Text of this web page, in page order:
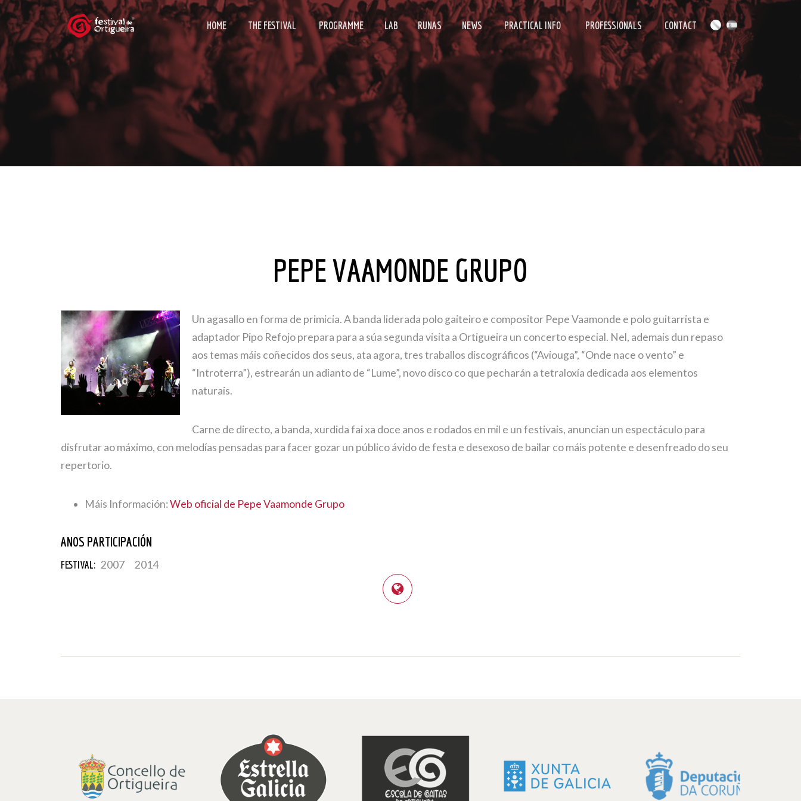
HOME THE FESTIVAL PROGRAMME LAB RUNAS NEWS PRACTICAL INFO PROFESSIONALS CONTACT
PEPE VAAMONDE GRUPO
Un agasallo en forma de primicia. A banda liderada polo gaiteiro e compositor Pepe Vaamonde e polo guitarrista e
adaptador Pipo Refojo prepara para a súa segunda visita a Ortigueira un concerto especial. Nel, ademais dun repaso
aos temas máis coñecidos dos seus, ata agora, tres traballos discográficos (“Aviouga”, “Onde nace o vento” e
“Introterra”), estrearán un adianto de “Lume”, novo disco co que pecharán a tetraloxía dedicada aos elementos
naturais.
Carne de directo, a banda, xurdida fai xa doce anos e rodados en mil e un festivais, anuncian un espectáculo para
disfrutar ao máximo, con melodías pensadas para facer gozar un público ávido de festa e desexoso de bailar co máis potente e desenfreado do seu
repertorio.
Máis Información:Web oficial de Pepe Vaamonde Grupo
ANOS PARTICIPACIÓN
FESTIVAL: 2007 2014